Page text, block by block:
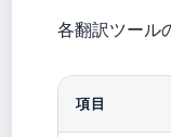
各翻訳ツール
項目